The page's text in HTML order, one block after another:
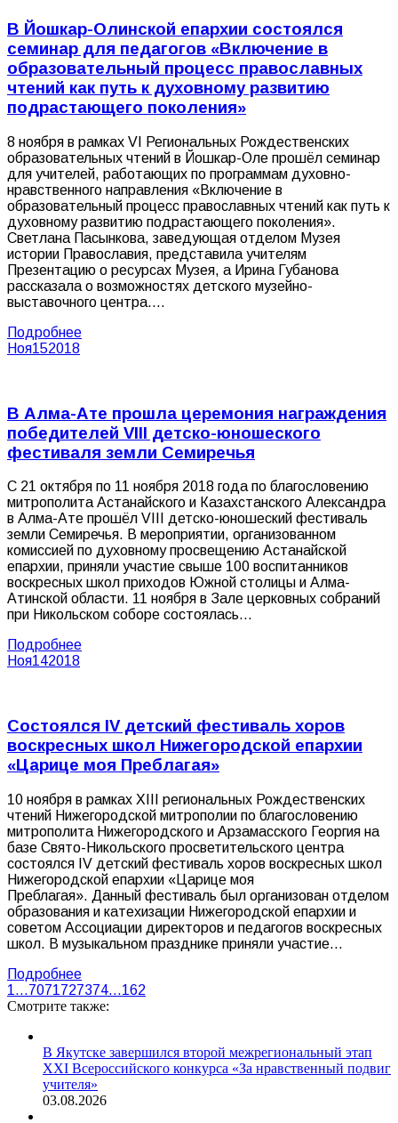
В Йошкар-Олинской епархии состоялся
семинар для педагогов «Включение в
образовательный процесс православных
чтений как путь к духовному развитию
подрастающего поколения»
8 ноября в рамках VI Региональных Рождественских
образовательных чтений в Йошкар-Оле прошёл семинар
для учителей, работающих по программам духовно-
нравственного направления «Включение в
образовательный процесс православных чтений как путь к
духовному развитию подрастающего поколения».
Светлана Пасынкова, заведующая отделом Музея
истории Православия, представила учителям
Презентацию о ресурсах Музея, а Ирина Губанова
рассказала о возможностях детского музейно-
выставочного центра.…
Подробнее
Ноя152018
В Алма-Ате прошла церемония награждения
победителей VIII детско-юношеского
фестиваля земли Семиречья
С 21 октября по 11 ноября 2018 года по благословению
митрополита Астанайского и Казахстанского Александра
в Алма-Ате прошёл VIII детско-юношеский фестиваль
земли Семиречья. В мероприятии, организованном
комиссией по духовному просвещению Астанайской
епархии, приняли участие свыше 100 воспитанников
воскресных школ приходов Южной столицы и Алма-
Атинской области. 11 ноября в Зале церковных собраний
при Никольском соборе состоялась…
Подробнее
Ноя142018
Состоялся IV детский фестиваль хоров
воскресных школ Нижегородской епархии
«Царице моя Преблагая»
10 ноября в рамках XIII региональных Рождественских
чтений Нижегородской митрополии по благословению
митрополита Нижегородского и Арзамасского Георгия на
базе Свято-Никольского просветительского центра
состоялся IV детский фестиваль хоров воскресных школ
Нижегородской епархии «Царице моя
Преблагая». Данный фестиваль был организован отделом
образования и катехизации Нижегородской епархии и
советом Ассоциации директоров и педагогов воскресных
школ. В музыкальном празднике приняли участие…
Подробнее
1…7071727374…162
Смотрите также:
В Якутске завершился второй межрегиональный этап
XXI Всероссийского конкурса «За нравственный подвиг
учителя»
03.08.2026